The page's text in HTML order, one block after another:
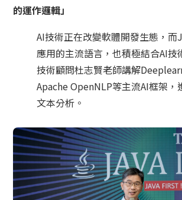
的運作邏輯」
AI技術正在改變軟體開發生態，而
應用的主流語言，也積極結合AI技
技術顧問杜志賢老師講解
Apache OpenNLP等主流AI框架，
文本分析。